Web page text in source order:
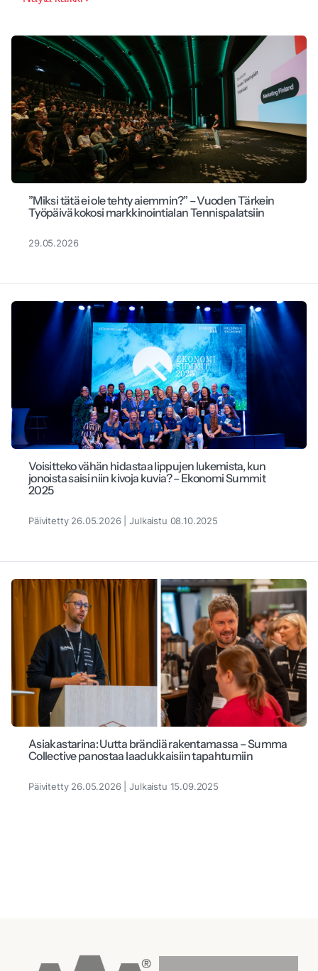
”Miksi tätä ei ole tehty aiemmin?” – Vuoden Tärkein
Työpäivä kokosi markkinointialan Tennispalatsiin
29.05.2026
Voisitteko vähän hidastaa lippujen lukemista, kun
jonoista saisi niin kivoja kuvia? – Ekonomi Summit
2025
Päivitetty 26.05.2026 | Julkaistu 08.10.2025
Asiakastarina: Uutta brändiä rakentamassa – Summa
Collective panostaa laadukkaisiin tapahtumiin
Päivitetty 26.05.2026 | Julkaistu 15.09.2025